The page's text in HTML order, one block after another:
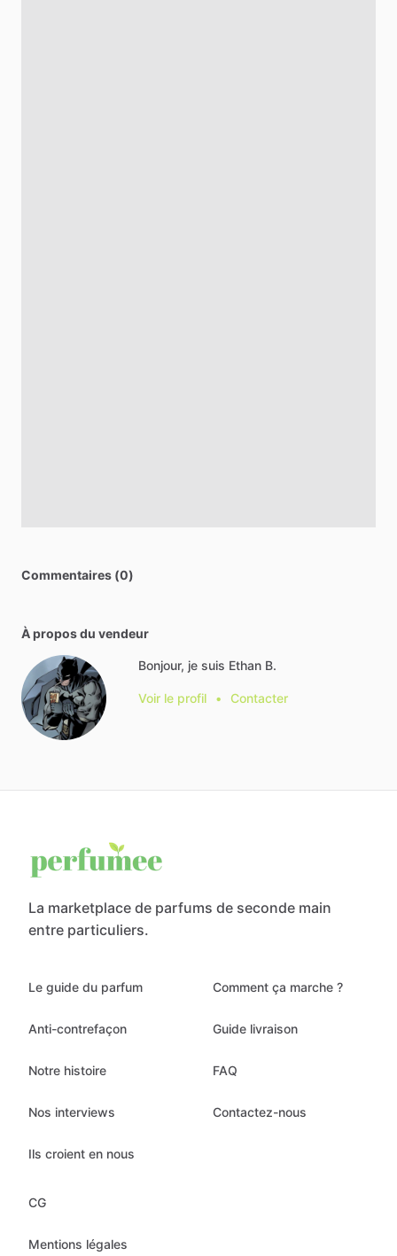
Commentaires (0)
À propos du vendeur
Bonjour, je suis Ethan B.
Voir le profil • Contacter
La marketplace de parfums de seconde main
entre particuliers.
Le guide du parfum
Anti-contrefaçon
Notre histoire
Nos interviews
Ils croient en nous
Comment ça marche ?
Guide livraison
FAQ
Contactez-nous
CG
Mentions légales